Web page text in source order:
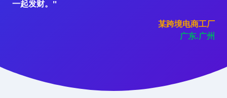
一起发财。"
某跨境电商工厂
广东.广州